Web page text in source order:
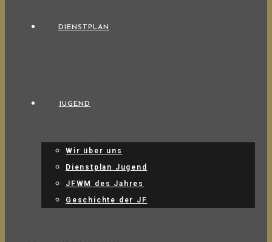
DIENSTPLAN
JUGEND
Wir über uns
Dienstplan Jugend
JFWM des Jahres
Geschichte der JF